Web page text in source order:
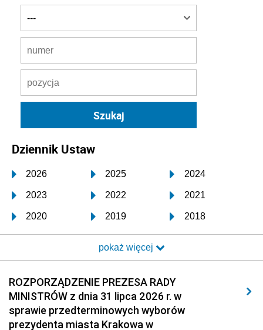
Dziennik Ustaw
2026 2025 2024
2023 2022 2021
2020 2019 2018
2017 2016 2015
2014 2013 2012
2011 2010
2008 2007
2005 2004
pokaż więcej
ROZPORZĄDZENIE PREZESA RADY
MINISTRÓW z dnia 31 lipca 2026 r. w
sprawie przedterminowych wyborów
prezydenta miasta Krakowa w